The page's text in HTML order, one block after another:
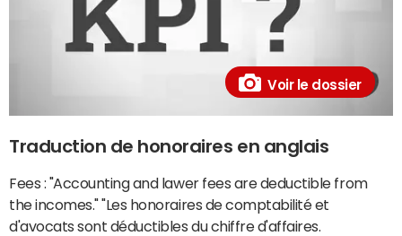
Voir le dossier
Traduction de honoraires en anglais
Fees : "Accounting and lawer fees are deductible from
the incomes." "Les honoraires de comptabilité et
d'avocats sont déductibles du chiffre d'affaires.